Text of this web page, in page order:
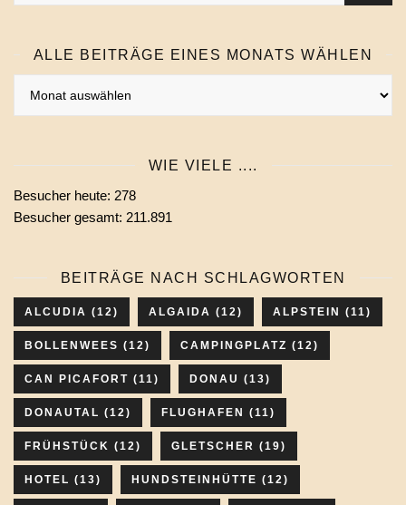
ALLE BEITRÄGE EINES MONATS WÄHLEN
wählen
WIE VIELE ....
Besucher heute: 278
Besucher gesamt: 211.891
BEITRÄGE NACH SCHLAGWORTEN
ALCUDIA (12) ALGAIDA (12) ALPSTEIN (11)
BOLLENWEES (12) CAMPINGPLATZ (12)
CAN PICAFORT (11) DONAU (13)
DONAUTAL (12) FLUGHAFEN (11)
FRÜHSTÜCK (12) GLETSCHER (19)
HOTEL (13) HUNDSTEINHÜTTE (12)